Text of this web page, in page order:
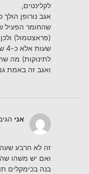
לקלינטים,
אגב נורופן
שהחומר הפעיל
לתינוקות) מה
ואגב זה באמת
אני
זה לא הרבע
ואם יש משהו
בנה בכימקלים